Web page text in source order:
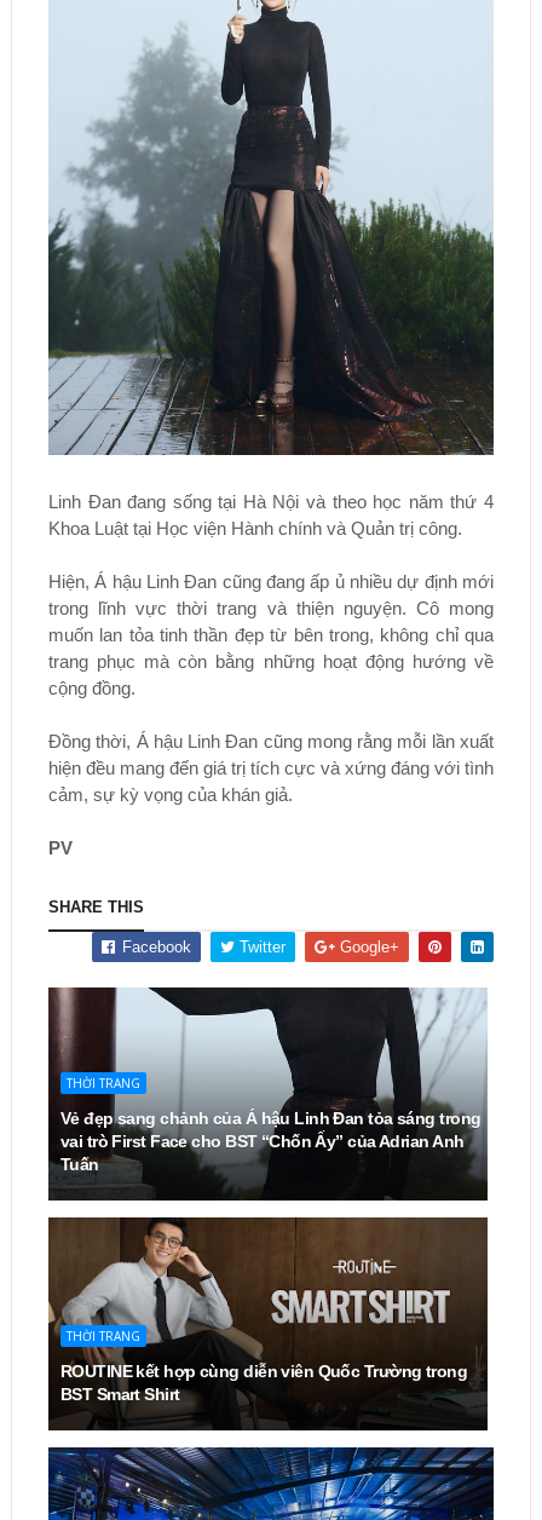
Linh Đan đang sống tại Hà Nội và theo học năm thứ 4
Khoa Luật tại Học viện Hành chính và Quản trị công.
Hiện, Á hậu Linh Đan cũng đang ấp ủ nhiều dự định mới
trong lĩnh vực thời trang và thiện nguyện. Cô mong
muốn lan tỏa tinh thần đẹp từ bên trong, không chỉ qua
trang phục mà còn bằng những hoạt động hướng về
cộng đồng.
Đồng thời, Á hậu Linh Đan cũng mong rằng mỗi lần xuất
hiện đều mang đến giá trị tích cực và xứng đáng với tình
cảm, sự kỳ vọng của khán giả.
PV
SHARE THIS
Facebook Twitter Google+
THỜI TRANG
Vẻ đẹp sang chảnh của Á hậu Linh Đan tỏa sáng trong
vai trò First Face cho BST “Chốn Ấy” của Adrian Anh
Tuấn
THỜI TRANG
ROUTINE kết hợp cùng diễn viên Quốc Trường trong
BST Smart Shirt